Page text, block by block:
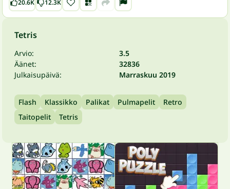
20.6K 12.3K
Tetris
Arvio:
3.5
Äänet:
32836
Julkaisupäivä:
Marraskuu 2019
Flash Klassikko Palikat Pulmapelit
Retro
Taitopelit
Tetris